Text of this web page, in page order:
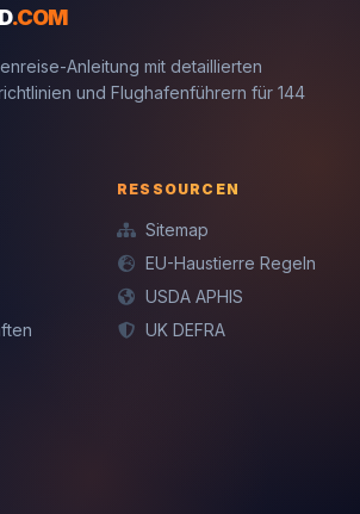
.COM
Anleitung mit detaillierten
und Flughafenführern für 144
RESSOURCEN
Sitemap
EU-Haustierre Regeln
USDA APHIS
UK DEFRA